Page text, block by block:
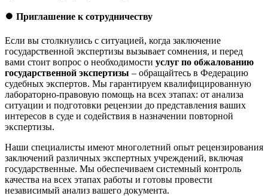
⏺️ Приглашение к сотрудничеству
Если вы столкнулись с ситуацией, когда заключение
государственной экспертизы вызывает сомнения, и перед
вами стоит вопрос о необходимости услуг по обжалованию
государственной экспертизы – обращайтесь в Федерацию
судебных экспертов. Мы гарантируем квалифицированную
лабораторно-правовую помощь на всех этапах: от анализа
ситуации и подготовки рецензии до представления ваших
интересов в суде и содействия в назначении повторной
экспертизы.
Наши специалисты имеют многолетний опыт рецензирования
заключений различных экспертных учреждений, включая
государственные. Мы обеспечиваем системный контроль
качества на всех этапах работы и готовы провести
независимый анализ вашего документа.